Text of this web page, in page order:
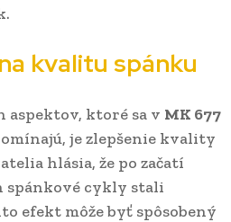
kvalitu spánku
aspektov, ktoré sa v MK 677
je zlepšenie kvality
hlásia, že po začatí
spánkové cykly stali
efekt môže byť spôsobený